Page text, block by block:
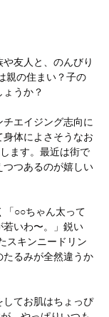
友人と、のんびり
親の住まい？子の
うか？
エイジング志向に
体によさそうなお
ます。最近は街で
つつあるのが嬉しい
「○○ちゃん太って
若いわ〜。」鋭い
スキンニードリン
るみが全然違うか
てお肌はちょっぴ